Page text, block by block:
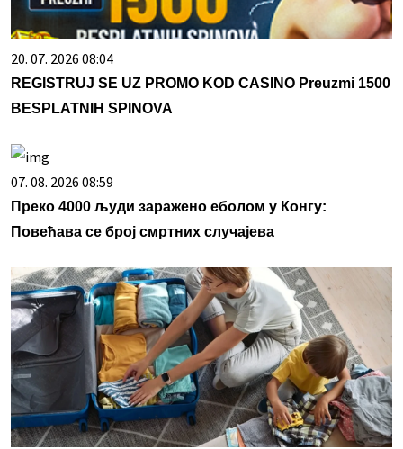
20. 07. 2026 08:04
REGISTRUJ SE UZ PROMO KOD CASINO Preuzmi 1500
BESPLATNIH SPINOVA
07. 08. 2026 08:59
Преко 4000 људи заражено еболом у Конгу:
Повећава се број смртних случајева